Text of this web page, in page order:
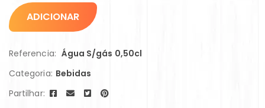
ADICIONAR
Referencia: Água S/gás 0,50cl
Categoria: Bebidas
Partilhar: